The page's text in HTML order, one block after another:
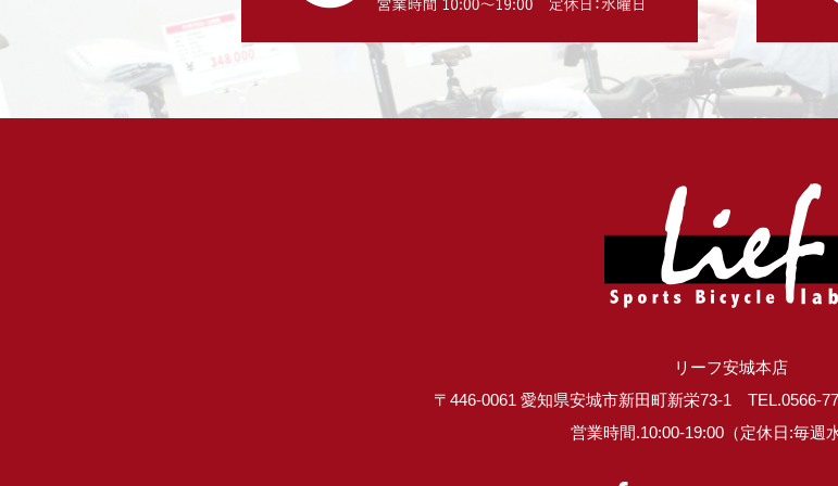
リーフ安城本店
〒446-0061 愛知県安城市新田町新栄73-1 TEL.0566-
営業時間.10:00-19:00（定休日:毎週